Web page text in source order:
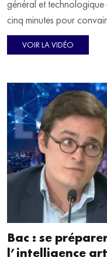
général et technologique
cinq minutes pour
professeurs, sur l'un des
enseignements de
cette épreuve tant
VOIR LA VIDÉO
Bac : se
l’intelligence